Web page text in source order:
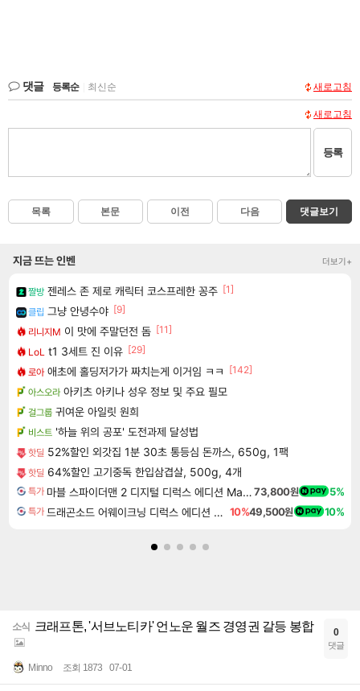
댓글 등록순 최신순 새로고침
새로고침
등록
목록 본문 이전 다음 댓글보기
지금 뜨는 인벤 더보기+
짤방 젠레스 존 제로 캐릭터 코스프레한 꽁주 [1]
클립 그냥 안녕수야 [9]
리니지M 이 맛에 주말던전 돔 [11]
LoL t1 3세트 진 이유 [29]
로아 애초에 홀딩저가가 짜치는게 이거임 ㅋㅋ
[142]
아스오라 아키츠 아키나 성우 정보 및 주요 필모
걸그룹 귀여운 아일릿 원희
비스트 '하늘 위의 공포' 도전과제 달성법
핫딜 52%할인 외갓집 1분 30초 통등심 돈까스, 650g, 1팩
핫딜 64%할인 고기중독 한입삼겹살, 500g, 4개
특가 마블 스파이더맨 2 디지털 디럭스 에디션 Marvel's Spider-Man 2 Digital Deluxe Edition 73,800원 5%
특가 드래곤소드 어웨이크닝 디럭스 에디션 DragonSword Awakening Deluxe Edition 10%49,500원 10%
소식 크래프톤, '서브노티카' 언노운 월즈 경영권 갈등 봉합
Minno 조회 1873 07-01
0
댓글